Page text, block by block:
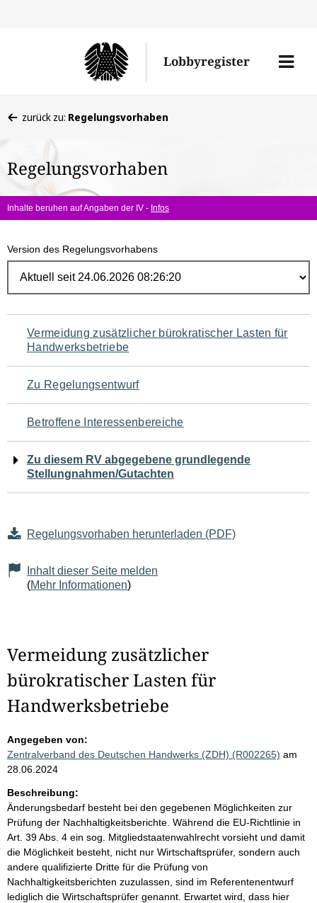
Lobbyregister
Menü
befinden
hier:
zurück zu: Regelungsvorhaben
Regelungsvorhaben
Inhalte beruhen auf Angaben der IV - Infos
Version des Regelungsvorhabens
Navigation
für
den
Seiteninhalt
Vermeidung zusätzlicher bürokratischer Lasten für
Handwerksbetriebe
Zu Regelungsentwurf
Betroffene Interessenbereiche
Zu diesem RV abgegebene grundlegende
Stellungnahmen/Gutachten
Regelungsvorhaben herunterladen (PDF)
Inhalt dieser Seite melden
(Mehr Informationen)
Vermeidung zusätzlicher
bürokratischer Lasten für
Handwerksbetriebe
Angegeben von:
Zentralverband des Deutschen Handwerks (ZDH) (R002265) am
28.06.2024
Beschreibung:
Änderungsbedarf besteht bei den gegebenen Möglichkeiten zur
Prüfung der Nachhaltigkeitsberichte. Während die EU-Richtlinie in
Art. 39 Abs. 4 ein sog. Mitgliedstaatenwahlrecht vorsieht und damit
die Möglichkeit besteht, nicht nur Wirtschaftsprüfer, sondern auch
andere qualifizierte Dritte für die Prüfung von
Nachhaltigkeitsberichten zuzulassen, sind im Referentenentwurf
lediglich die Wirtschaftsprüfer genannt. Erwartet wird, dass hier